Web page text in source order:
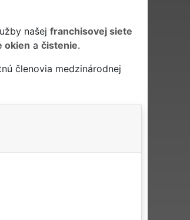
našej franchisovej siete
okien a čistenie.
členovia medzinárodnej